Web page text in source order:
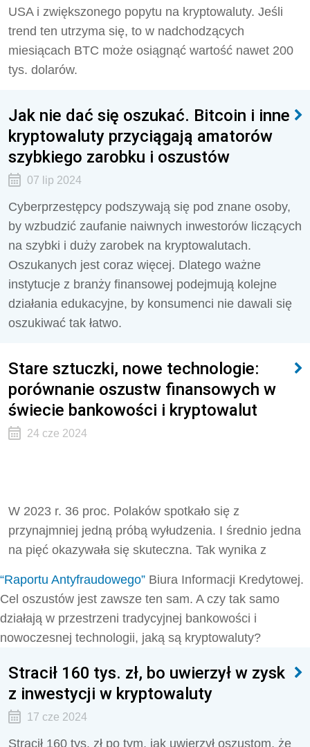
USA i zwiększonego popytu na kryptowaluty. Jeśli
trend ten utrzyma się, to w nadchodzących
miesiącach BTC może osiągnąć wartość nawet 200
tys. dolarów.
Jak nie dać się oszukać. Bitcoin i inne
kryptowaluty przyciągają amatorów
szybkiego zarobku i oszustów
07 lip 2024
Cyberprzestępcy podszywają się pod znane osoby,
by wzbudzić zaufanie naiwnych inwestorów liczących
na szybki i duży zarobek na kryptowalutach.
Oszukanych jest coraz więcej. Dlatego ważne
instytucje z branży finansowej podejmują kolejne
działania edukacyjne, by konsumenci nie dawali się
oszukiwać tak łatwo.
Stare sztuczki, nowe technologie:
porównanie oszustw finansowych w
świecie bankowości i kryptowalut
24 cze 2024
W 2023 r. 36 proc. Polaków spotkało się z
przynajmniej jedną próbą wyłudzenia. I średnio jedna
na pięć okazywała się skuteczna. Tak wynika z
“Raportu Antyfraudowego” Biura Informacji Kredytowej.
Cel oszustów jest zawsze ten sam. A czy tak samo
działają w przestrzeni tradycyjnej bankowości i
nowoczesnej technologii, jaką są kryptowaluty?
Stracił 160 tys. zł, bo uwierzył w zysk
z inwestycji w kryptowaluty
17 cze 2024
Stracił 160 tys. zł po tym, jak uwierzył oszustom, że